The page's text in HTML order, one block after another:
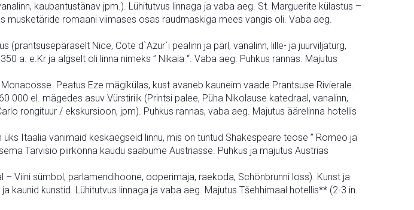
kaubantustänav jpm.). Lühitutvus linnaga ja vaba aeg. St. Marguerite külastus –
musketäride romaani viimases osas raudmaskiga mees vangis oli. Vaba aeg.
(prantsusepäraselt Nice, Cote d`Azur`i pealinn ja pärl, vanalinn, lille- ja juurviljaturg,
a. e.Kr ja algselt oli linna nimeks ” Nikaia “. Vaba aeg. Puhkus rannas. Majutus
Peatus Eze mägikülas, kust avaneb kauneim vaade Prantsuse Rivierale.
el. mägedes asuv Vürstiriik (Printsi palee, Püha Nikolause katedraal, vanalinn,
rongituur / ekskursioon, jpm). Puhkus rannas, vaba aeg. Majutus äärelinna hotellis
Itaalia vanimaid keskaegseid linnu, mis on tuntud Shakespeare teose ” Romeo ja
Tarvisio piirkonna kaudu saabume Austriasse. Puhkus ja majutus Austrias
Viini sümbol, parlamendihoone, ooperimaja, raekoda, Schönbrunni loss). Kunst ja
kaunid kunstid. Lühitutvus linnaga ja vaba aeg. Majutus Tšehhimaal hotellis** (2-3 in.